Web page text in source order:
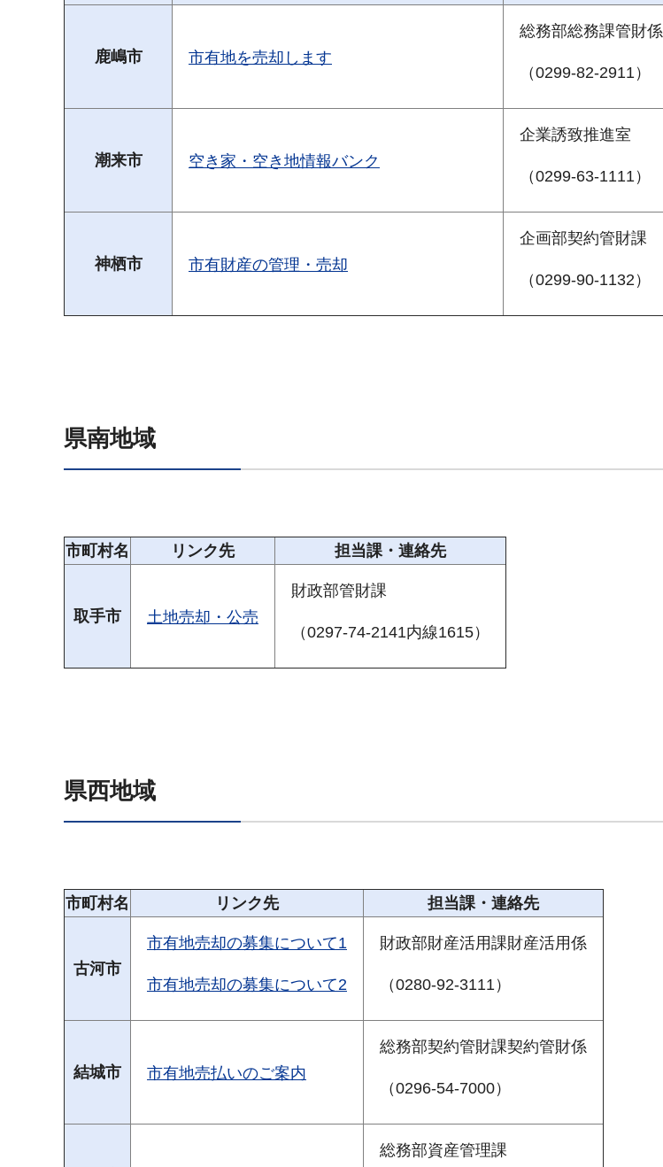
鹿嶋市 市有地を売却します
総務部総務課管財係
（0299-82-2911）
潮来市 空き家・空き地情報バンク
企業誘致推進室
（0299-63-1111）
神栖市 市有財産の管理・売却
企画部契約管財課
（0299-90-1132）
県南地域
市町村名 リンク先 担当課・連絡先
取手市 土地売却・公売
財政部管財課
（0297-74-2141内線1615）
県西地域
市町村名 リンク先 担当課・連絡先
古河市
市有地売却の募集について1
市有地売却の募集について2
財政部財産活用課財産活用係
（0280-92-3111）
結城市 市有地売払いのご案内
総務部契約管財課契約管財係
（0296-54-7000）
総務部資産管理課